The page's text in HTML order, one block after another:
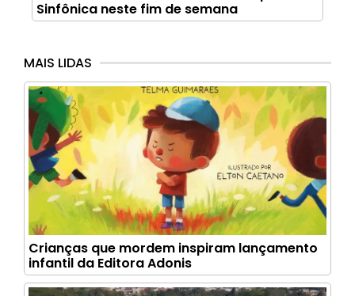
Sinfônica neste fim de semana
MAIS LIDAS
Crianças que mordem inspiram lançamento
infantil da Editora Adonis